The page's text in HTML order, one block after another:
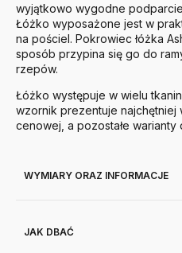
wyjątkowo wygodne
Łóżko wyposażone jest w
na pościel. Pokrowiec łóżka
sposób przypina się go do
rzepów.
Łóżko występuje w wielu
wzornik prezentuje
cenowej, a pozostałe
WYMIARY ORAZ INFORMACJE
JAK DBAĆ